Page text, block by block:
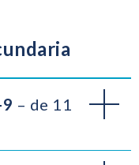
– de 11